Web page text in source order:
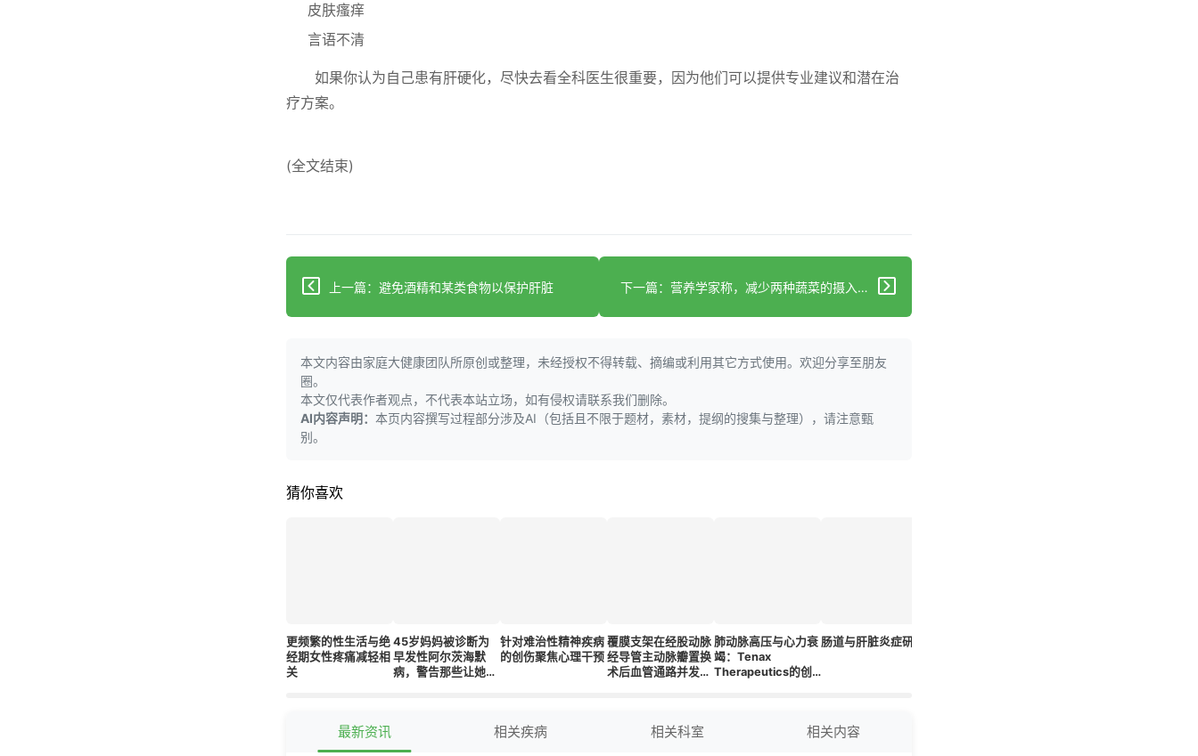
皮肤瘙痒
言语不清
如果你认为自己患有肝硬化，尽快去看全科医生很重要，因为他们可以提供专业建议和潜在治
疗方案。
(全文结束)
上一篇：避免酒精和某类食物以保护肝脏 下一篇：营养学家称，减少两种蔬菜的摄入“可缓解胀气和腹胀”
本文内容由家庭大健康团队所原创或整理，未经授权不得转载、摘编或利用其它方式使用。欢迎分享至朋友
圈。
本文仅代表作者观点，不代表本站立场，如有侵权请联系我们删除。
AI内容声明： 本页内容撰写过程部分涉及AI（包括且不限于题材，素材，提纲的搜集与整理），请注意甄
别。
猜你喜欢
更频繁的性生活与绝
经期女性疼痛减轻相
关
45岁妈妈被诊断为
早发性阿尔茨海默
病，警告那些让她意
针对难治性精神疾病
的创伤聚焦心理干预
覆膜支架在经股动脉
经导管主动脉瓣置换
术后血管通路并发症
肺动脉高压与心力衰
竭：Tenax
Therapeutics的创
肠道与肝脏炎症研究
最新资讯 相关疾病 相关科室 相关内容